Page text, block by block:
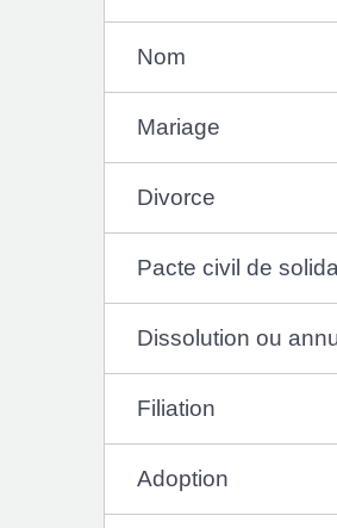
Nom
Mariage
Divorce
Pacte civil de
Dissolution ou
Filiation
Adoption